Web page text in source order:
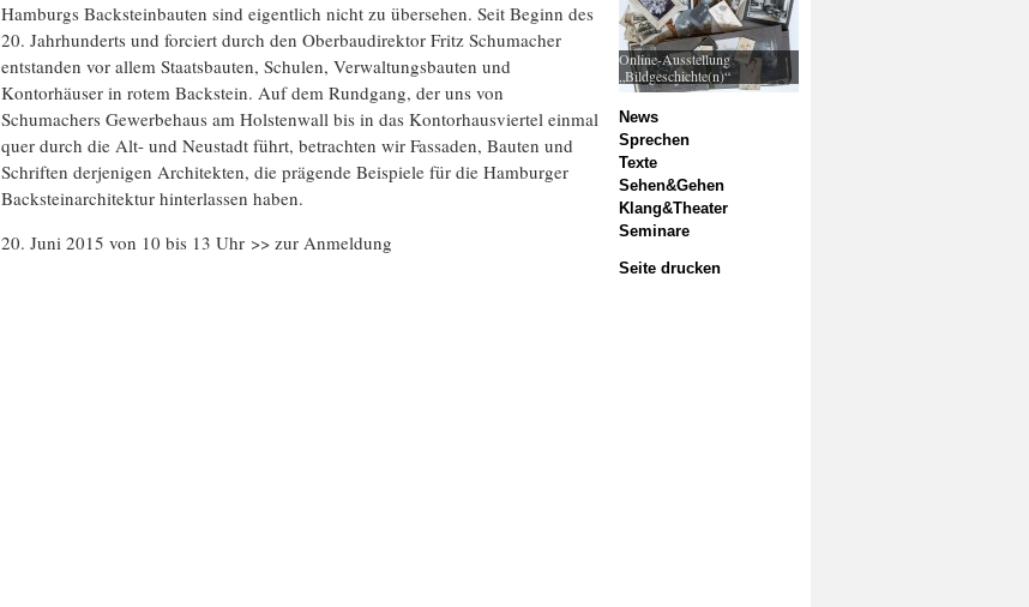
Online-Ausstellung
„Bildgeschichte(n)“
News
Sprechen
Texte
Sehen&Gehen
Klang&Theater
Seminare
Seite drucken
Hamburgs Backsteinbauten sind eigentlich nicht zu übersehen. Seit Beginn des
20. Jahrhunderts und forciert durch den Oberbaudirektor Fritz Schumacher
entstanden vor allem Staatsbauten, Schulen, Verwaltungsbauten und
Kontorhäuser in rotem Backstein. Auf dem Rundgang, der uns von
Schumachers Gewerbehaus am Holstenwall bis in das Kontorhausviertel einmal
quer durch die Alt- und Neustadt führt, betrachten wir Fassaden, Bauten und
Schriften derjenigen Architekten, die prägende Beispiele für die Hamburger
Backsteinarchitektur hinterlassen haben.
20. Juni 2015 von 10 bis 13 Uhr >> zur Anmeldung